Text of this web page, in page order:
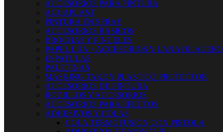
ACCESORIOS PARA PINTURA
AGUAPLAST
PINTURA EN SPRAY
ACCESORIOS BASICOS
BROCHAS Y PINCELES
PAPEL LIJA + ACCESORIOS Y LANA DE ACERO
ESPATULAS
PALETINAS
MASKING TAKE Y PLASTICO PROTECTOR
ACCESORIOS DE PINTURA
RODILLOS Y ACCESORIOS
ACCESORIOS PARA EFECTOS
ADHESIVOS Y COLAS
COLA TERMOFUSION CON PISTOLA